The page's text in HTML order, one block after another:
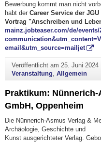
Bewerbung kommt man nicht
habt der Career Service der JGU
Vortrag "Anschreiben und
mainz.jobteaser.com/de/
email&utm_source=mailjet
Veröffentlicht am 25. Juni 2024
Veranstaltung Allgemein
Praktikum: Nünnerich-
GmbH, Oppenheim
Die Nünnerich-Asmus Verlag &
Archäologie, Geschichte und
Kunst ausgerichteter Verlag.